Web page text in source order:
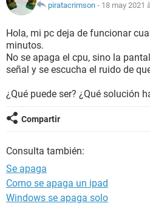
piratacrimson - 18 may 2021
Hola, mi pc deja de funcionar
minutos.
No se apaga el cpu, sino la
señal y se escucha el ruido de
¿Qué puede ser? ¿Qué solución
Compartir
Consulta también:
Se apaga
Como se apaga un ipad
Windows se apaga solo